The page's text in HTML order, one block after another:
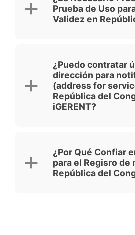
Prueba de Uso
Validez en
¿Puedo contratar
dirección para
(address for
República del
iGERENT?
¿Por Qué Confiar
para el Regisro de
República del